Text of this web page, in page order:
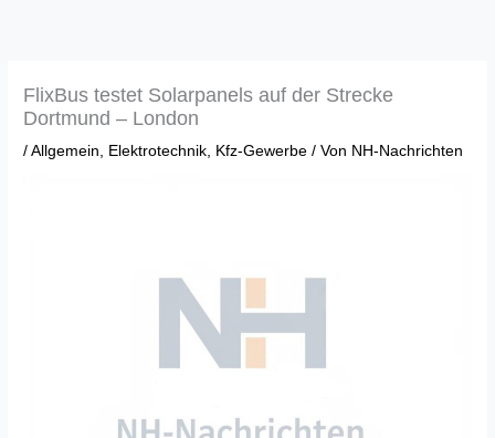
FlixBus testet Solarpanels auf der Strecke
Dortmund – London
/Allgemein, Elektrotechnik, Kfz-Gewerbe / Von NH-Nachrichten